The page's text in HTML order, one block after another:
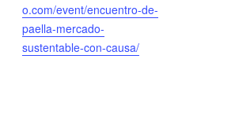
o.com/event/encuentro-de-
paella-mercado-
sustentable-con-causa/